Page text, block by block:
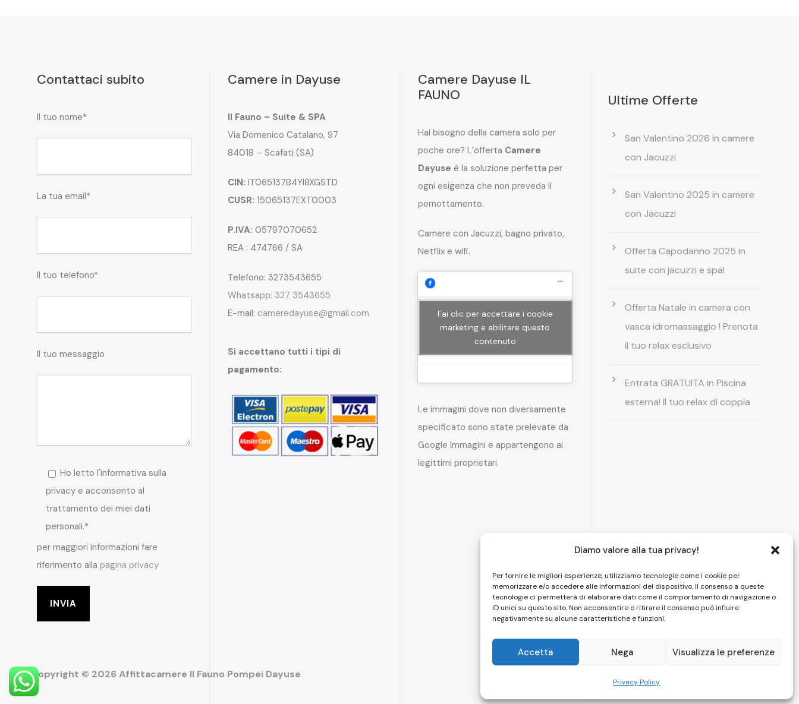
Diamo valore alla tua privacy!
Per fornire le migliori esperienze, utilizziamo tecnologie come i cookie per
memorizzare e/o accedere alle informazioni del dispositivo. Il consenso a queste
tecnologie ci permetterà di elaborare dati come il comportamento di navigazione o
ID unici su questo sito. Non acconsentire o ritirare il consenso può influire
negativamente su alcune caratteristiche e funzioni.
Accetta Nega Visualizza le preferenze
Privacy Policy
Contattaci subito
Il tuo nome*
La tua email*
Il tuo telefono*
Il tuo messaggio
Ho letto l'informativa sulla
privacy e acconsento al
trattamento dei miei dati
personali.*
per maggiori informazioni fare
riferimento alla pagina privacy
Camere in Dayuse
Il Fauno – Suite & SPA
Via Domenico Catalano, 97
84018 – Scafati (SA)
CIN: IT065137B4YI8XGSTD
CUSR: 15065137EXT0003
P.IVA: 05797070652
REA : 474766 / SA
Telefono: 3273543655
Whatsapp: 327 3543655
E-mail: cameredayuse@gmail.com
Si accettano tutti i tipi di
pagamento:
Camere Dayuse IL
FAUNO
Hai bisogno della camera solo per
poche ore? L’offerta Camere
Dayuse è la soluzione perfetta per
ogni esigenza che non preveda il
pernottamento.
Camere con Jacuzzi, bagno privato,
Netflix e wifi.
Fai clic per accettare i cookie
marketing e abilitare questo
contenuto
Le immagini dove non diversamente
specificato sono state prelevate da
Google Immagini e appartengono ai
legittimi proprietari.
Ultime Offerte
San Valentino 2026 in camere
con Jacuzzi
San Valentino 2025 in camere
con Jacuzzi
Offerta Capodanno 2025 in
suite con jacuzzi e spa!
Offerta Natale in camera con
vasca idromassaggio ! Prenota
il tuo relax esclusivo
Entrata GRATUITA in Piscina
esterna! Il tuo relax di coppia
Copyright © 2026 Affittacamere Il Fauno Pompei Dayuse